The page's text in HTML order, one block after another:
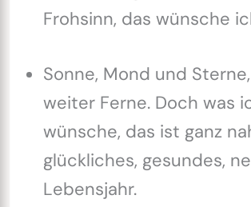
Frohsinn, das wünsche
Sonne, Mond und
weiter Ferne. Doch was
wünsche, das ist ganz
glückliches, gesundes,
Lebensjahr.